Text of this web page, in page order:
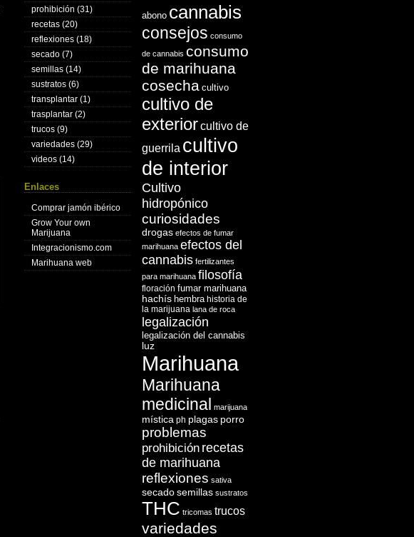
prohibición (31)
recetas (20)
reflexiones (18)
secado (7)
semillas (14)
sustratos (6)
transplantar (1)
trasplantar (2)
trucos (9)
variedades (29)
videos (14)
Enlaces
Comprar jamón ibérico
Grow Your own
Marijuana
Integracionismo.com
Marihuana web
abono cannabis
consejos consumo
de cannabis consumo
de marihuana
cosecha cultivo
cultivo de
exteriorcultivo de
guerrila cultivo
de interior
Cultivo
hidropónico
curiosidades
drogas efectos de fumar
marihuana efectos del
cannabis fertilizantes
para marihuana filosofía
floración fumar marihuana
hachís hembra historia de
la marijuana lana de roca
legalización
legalización del cannabis
luz
Marihuana
Marihuana
medicinal marijuana
mística ph plagas porro
problemas
prohibición recetas
de marihuana
reflexiones sativa
secado semillas sustratos
THC tricomas trucos
variedades